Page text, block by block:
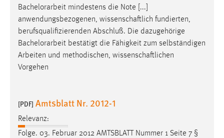
Bachelorarbeit mindestens die Note [...]
anwendungsbezogenen, wissenschaftlich fundierten,
berufsqualifizierenden Abschluß. Die dazugehörige
Bachelorarbeit bestätigt die Fähigkeit zum selbständigen
Arbeiten und methodischen, wissenschaftlichen
Vorgehen
[PDF] Amtsblatt Nr. 2012-1
Relevanz:
Folge. 03. Februar 2012 AMTSBLATT Nummer 1 Seite 7 §